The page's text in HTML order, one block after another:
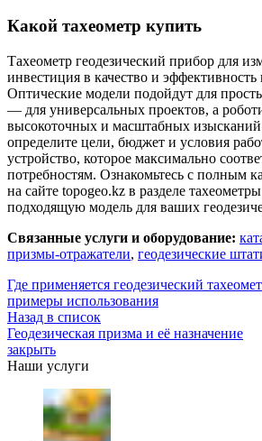
Какой тахеометр купить
Тахеометр геодезический прибор для
инвестиция в качество и эффективность
Оптические модели подойдут для
— для универсальных проектов, а
высокоточных и масштабных
определите цели, бюджет и условия
устройство, которое максимально
потребностям. Ознакомьтесь с полным
на сайте topogeo.kz в разделе
подходящую модель для ваших
Связанные услуги и оборудование:
призмы-отражатели, геодезические
Где применяется геодезический
примеры использования
Назад в список
Геодезическая призма и её назначение
закрыть
Наши услуги